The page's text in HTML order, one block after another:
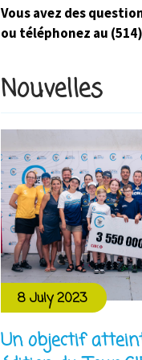
Vous avez des
ou téléphonez au
Nouvelles
8 July 2023
Un objectif